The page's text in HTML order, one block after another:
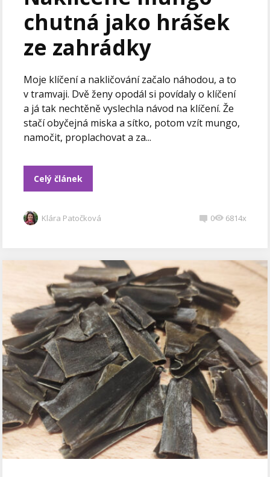
chutná jako hrášek
ze zahrádky
Moje klíčení a nakličování začalo náhodou, a to
v tramvaji. Dvě ženy opodál si povídaly o klíčení
a já tak nechtěně vyslechla návod na klíčení. Že
stačí obyčejná miska a sítko, potom vzít mungo,
namočit, proplachovat a za...
Celý článek
Klára Patočková 0 6814x